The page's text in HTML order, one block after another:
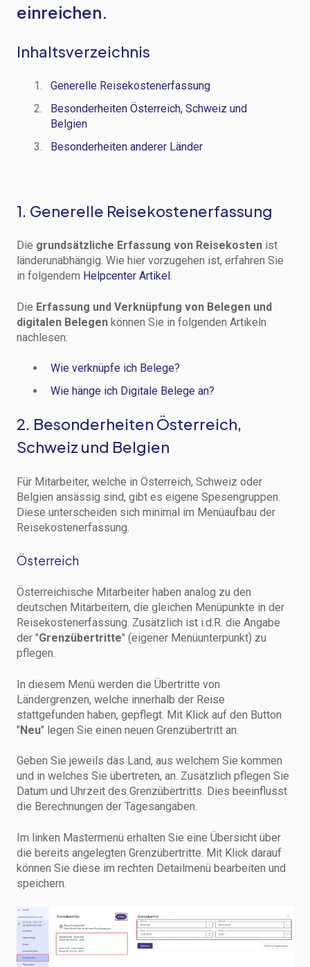
einreichen.
Inhaltsverzeichnis
Generelle Reisekostenerfassung
Besonderheiten Österreich, Schweiz und
Belgien
Besonderheiten anderer Länder
1. Generelle Reisekostenerfassung
Die grundsätzliche Erfassung von Reisekosten ist
länderunabhängig. Wie hier vorzugehen ist, erfahren Sie
in folgendem Helpcenter Artikel .
Die Erfassung und Verknüpfung von Belegen und
digitalen Belegen können Sie in folgenden Artikeln
nachlesen:
Wie verknüpfe ich Belege?
Wie hänge ich Digitale Belege an?
2. Besonderheiten Österreich,
Schweiz und Belgien
Für Mitarbeiter, welche in Österreich, Schweiz oder
Belgien ansässig sind, gibt es eigene Spesengruppen.
Diese unterscheiden sich minimal im Menüaufbau der
Reisekostenerfassung.
Österreich
Österreichische Mitarbeiter haben analog zu den
deutschen Mitarbeitern, die gleichen Menüpunkte in der
Reisekostenerfassung. Zusätzlich ist i.d.R. die Angabe
der "Grenzübertritte" (eigener Menüunterpunkt) zu
pflegen.
In diesem Menü werden die Übertritte von
Ländergrenzen, welche innerhalb der Reise
stattgefunden haben, gepflegt. Mit Klick auf den Button
"Neu" legen Sie einen neuen Grenzübertritt an.
Geben Sie jeweils das Land, aus welchem Sie kommen
und in welches Sie übertreten, an. Zusätzlich pflegen Sie
Datum und Uhrzeit des Grenzübertritts. Dies beeinflusst
die Berechnungen der Tagesangaben.
Im linken Mastermenü erhalten Sie eine Übersicht über
die bereits angelegten Grenzübertritte. Mit Klick darauf
können Sie diese im rechten Detailmenü bearbeiten und
speichern.